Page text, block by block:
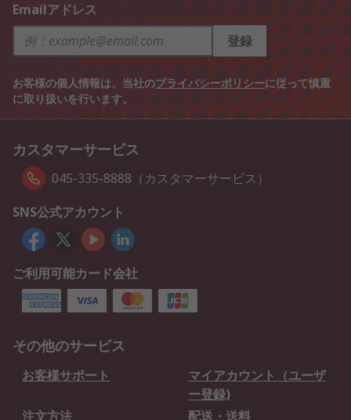
Emailアドレス
登録
お客様の個人情報は、当社のプライバシーポリシーに従って慎重
に取り扱いを行います。
カスタマーサービス
045-335-8888（カスタマーサービス）
SNS公式アカウント
ご利用可能カード会社
その他のサービス
お客様サポート
マイアカウント（ユーザ
ー登録)
注文方法
配送・送料